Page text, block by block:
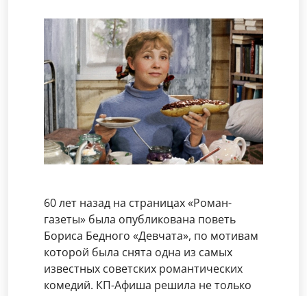
60 лет назад на страницах «Роман-
газеты» была опубликована поветь
Бориса Бедного «Девчата», по мотивам
которой была снята одна из самых
известных советских романтических
комедий. КП-Афиша решила не только